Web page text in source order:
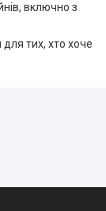
включно з
для тих, хто хоче